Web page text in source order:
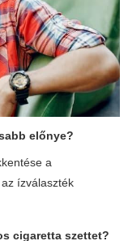
előnye?
a
ízválaszték
cigaretta szettet?